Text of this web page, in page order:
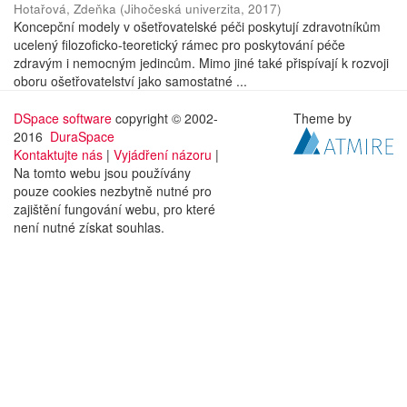
Hotařová, Zdeňka (Jihočeská univerzita, 2017)
Koncepční modely v ošetřovatelské péči poskytují zdravotníkům
ucelený filozoficko-teoretický rámec pro poskytování péče
zdravým i nemocným jedincům. Mimo jiné také přispívají k rozvoji
oboru ošetřovatelství jako samostatné ...
DSpace software copyright © 2002-
2016 DuraSpace
Kontaktujte nás | Vyjádření názoru |
Na tomto webu jsou používány
pouze cookies nezbytně nutné pro
zajištění fungování webu, pro které
není nutné získat souhlas.
Theme by